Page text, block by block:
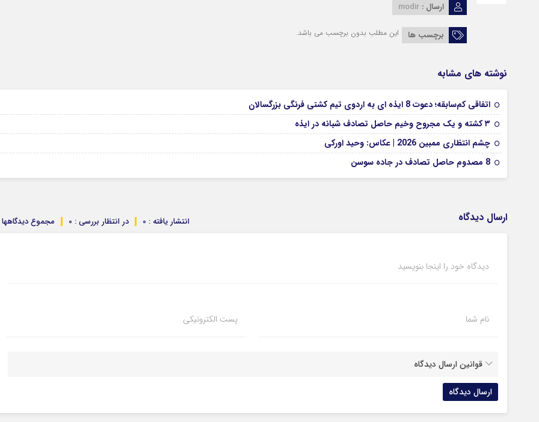
ارسال : modir
برچسب ها این مطلب بدون برچسب می باشد.
نوشته های مشابه
اتفاقی کم‌سابقه؛ دعوت 8 ایذه ای به اردوی تیم کشتی فرنگی بزرگسالان
۳ کشته و یک مجروح وخیم حاصل تصادف شبانه در ایذه
چشم انتظاری ممبین 2026 | عکاس: وحید اورکی
8 مصدوم حاصل تصادف در جاده سوسن
ارسال دیدگاه مجموع دیدگاهها : در انتظار بررسی : 0 انتشار یافته : 0
دیدگاه خود را اینجا بنویسید
نام شما پست الکترونیکی
قوانین ارسال دیدگاه